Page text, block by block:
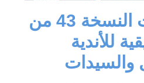
‍ إختتام نهائيات النسخة 43 من
للأندية
والسيدات